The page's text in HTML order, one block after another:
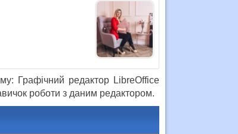
Графічний редактор LibreOffice
роботи з даним редактором.